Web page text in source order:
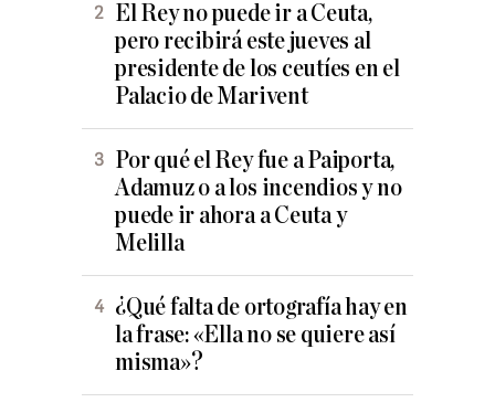
El Rey no puede ir a Ceuta,
pero recibirá este jueves al
presidente de los ceutíes en el
Palacio de Marivent
Por qué el Rey fue a Paiporta,
Adamuz o a los incendios y no
puede ir ahora a Ceuta y
Melilla
¿Qué falta de ortografía hay en
la frase: «Ella no se quiere así
misma»?